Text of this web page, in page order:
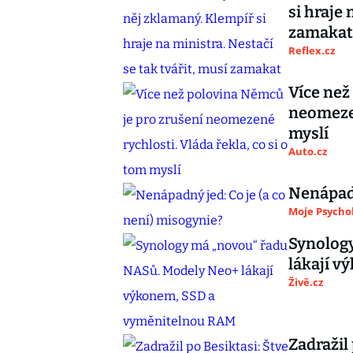
si hraje
zamakat
Reflex.cz
Více
myslí
Auto.cz
Moje
lákají
Živě.cz
Zadražil